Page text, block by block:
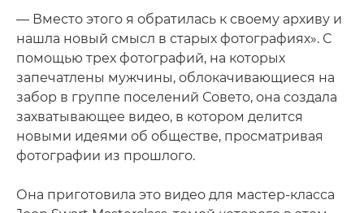
— Вместо этого я обратилась к своему архиву и
нашла новый смысл в старых фотографиях». С
помощью трех фотографий, на которых
запечатлены мужчины, облокачивающиеся на
забор в группе поселений Совето, она создала
захватывающее видео, в котором делится
новыми идеями об обществе, просматривая
фотографии из прошлого.
Она приготовила это видео для мастер-класса